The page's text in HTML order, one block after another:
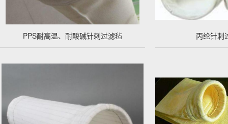
PPS耐高温、耐酸碱针刺过滤毡 丙纶针刺